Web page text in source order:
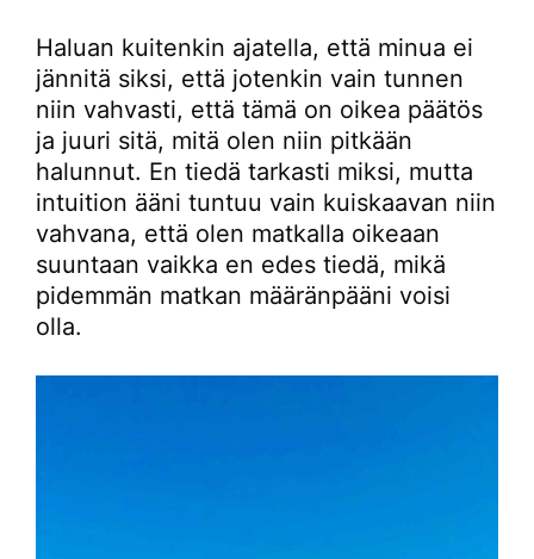
Haluan kuitenkin ajatella, että minua ei
jännitä siksi, että jotenkin vain tunnen
niin vahvasti, että tämä on oikea päätös
ja juuri sitä, mitä olen niin pitkään
halunnut. En tiedä tarkasti miksi, mutta
intuition ääni tuntuu vain kuiskaavan niin
vahvana, että olen matkalla oikeaan
suuntaan vaikka en edes tiedä, mikä
pidemmän matkan määränpääni voisi
olla.